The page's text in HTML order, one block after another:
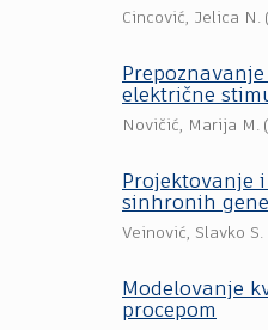
Cincović, Jelica N. (
električne
Novičić, Marija M. (
Projektovanje
sinhronih
Veinović, Slavko S.
Modelovanje
procepom